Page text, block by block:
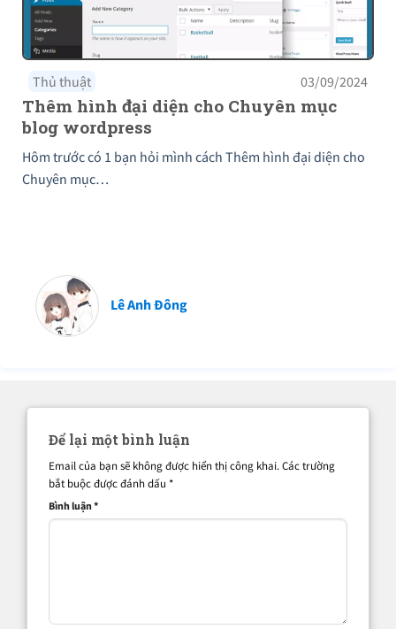
Thủ thuật 03/09/2024
Thêm hình đại diện cho Chuyên mục
blog wordpress
Hôm trước có 1 bạn hỏi mình cách Thêm hình đại diện cho
Chuyên mục…
Lê Anh Đông
Để lại một bình luận
Email của bạn sẽ không được hiển thị công khai.Các trường
bắt buộc được đánh dấu *
Bình luận*